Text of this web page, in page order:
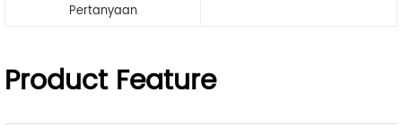
Pertanyaan
Product Feature